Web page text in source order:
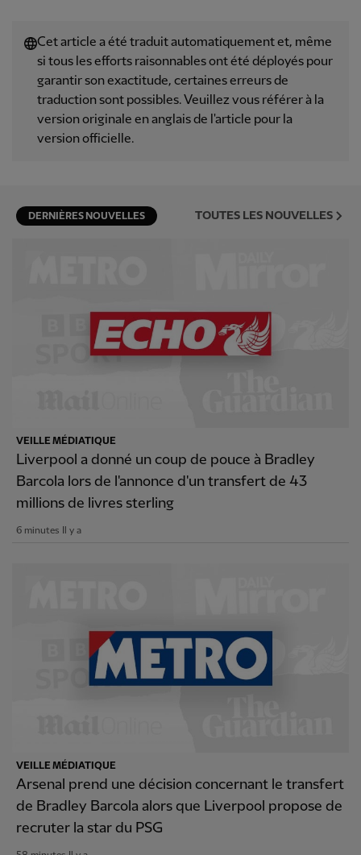
Cet article a été traduit automatiquement et, même
si tous les efforts raisonnables ont été déployés pour
garantir son exactitude, certaines erreurs de
traduction sont possibles. Veuillez vous référer à la
version originale en anglais de l'article pour la
version officielle.
DERNIÈRES NOUVELLES TOUTES LES NOUVELLES
VEILLE MÉDIATIQUE
Liverpool a donné un coup de pouce à Bradley
Barcola lors de l'annonce d'un transfert de 43
millions de livres sterling
6 minutes Il y a
VEILLE MÉDIATIQUE
Arsenal prend une décision concernant le transfert
de Bradley Barcola alors que Liverpool propose de
recruter la star du PSG